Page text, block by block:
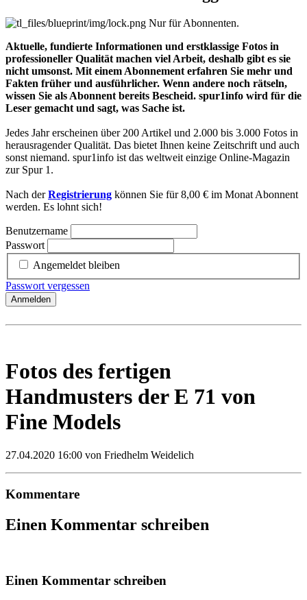
Nur für Abonnenten.
Aktuelle, fundierte Informationen und erstklassige Fotos in
professioneller Qualität machen viel Arbeit, deshalb gibt es sie
nicht umsonst. Mit einem Abonnement erfahren Sie mehr und
Fakten früher und ausführlicher. Wenn andere noch rätseln,
wissen Sie als Abonnent bereits Bescheid. spur1info wird für die
Leser gemacht und sagt, was Sache ist.
Jedes Jahr erscheinen über 200 Artikel und 2.000 bis 3.000 Fotos in
herausragender Qualität. Das bietet Ihnen keine Zeitschrift und auch
sonst niemand. spur1info ist das weltweit einzige Online-Magazin
zur Spur 1.
Nach derRegistrierung können Sie für 8,00 € im Monat Abonnent
werden. Es lohnt sich!
Benutzername
Passwort
Angemeldet bleiben
Passwort vergessen
Anmelden
Fotos des fertigen
Handmusters der E 71 von
Fine Models
27.04.2020 16:00 von Friedhelm Weidelich
Kommentare
Einen Kommentar schreiben
Einen Kommentar schreiben